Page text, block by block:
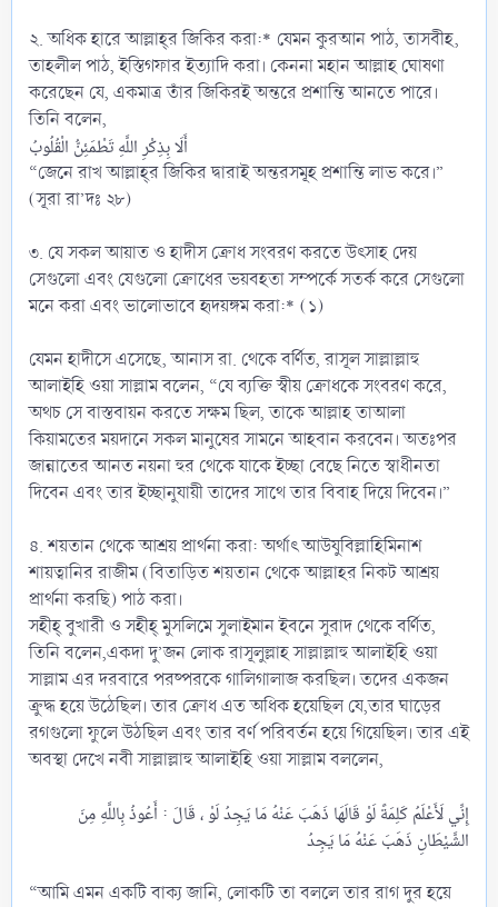
২. অধিক হারে আল্লাহ্‌র জিকির করা:* যেমন কুরআন পাঠ, তাসবীহ,
তাহলীল পাঠ, ইস্তিগফার ইত্যাদি করা। কেননা মহান আল্লাহ ঘোষণা
করেছেন যে, একমাত্র তাঁর জিকিরই অন্তরে প্রশান্তি আনতে পারে।
তিনি বলেন,
أَلَا بِذِكْرِ اللَّهِ تَطْمَئِنُّ الْقُلُوبُ
“জেনে রাখ আল্লাহ্‌র জিকির দ্বারাই অন্তরসমূহ প্রশান্তি লাভ করে।”
(সূরা রা’দঃ ২৮)
৩. যে সকল আয়াত ও হাদীস ক্রোধ সংবরণ করতে উৎসাহ দেয়
সেগুলো এবং যেগুলো ক্রোধের ভয়বহতা সম্পর্কে সতর্ক করে সেগুলো
মনে করা এবং ভালোভাবে হৃদয়ঙ্গম করা:* (১)
যেমন হাদীসে এসেছে, আনাস রা. থেকে বর্ণিত, রাসূল সাল্লাল্লাহু
আলাইহি ওয়া সাল্লাম বলেন, “যে ব্যক্তি স্বীয় ক্রোধকে সংবরণ করে,
অথচ সে বাস্তবায়ন করতে সক্ষম ছিল, তাকে আল্লাহ তাআলা
কিয়ামতের ময়দানে সকল মানুষের সামনে আহবান করবেন। অতঃপর
জান্নাতের আনত নয়না হুর থেকে যাকে ইচ্ছা বেছে নিতে স্বাধীনতা
দিবেন এবং তার ইচ্ছানুযায়ী তাদের সাথে তার বিবাহ দিয়ে দিবেন।”
৪. শয়তান থেকে আশ্রয় প্রার্থনা করা: অর্থাৎ আউযুবিল্লাহিমিনাশ
শায়ত্বানির রাজীম (বিতাড়িত শয়তান থেকে আল্লাহর নিকট আশ্রয়
প্রার্থনা করছি) পাঠ করা।
সহীহ্‌ বুখারী ও সহীহ্‌ মুসলিমে সুলাইমান ইবনে সুরাদ থেকে বর্ণিত,
তিনি বলেন,একদা দু’জন লোক রাসূলুল্লাহ সাল্লাল্লাহু আলাইহি ওয়া
সাল্লাম এর দরবারে পরষ্পরকে গালিগালাজ করছিল। তদের একজন
ক্রুদ্ধ হয়ে উঠেছিল। তার ক্রোধ এত অধিক হয়েছিল যে,তার ঘাড়ের
রগগুলো ফুলে উঠছিল এবং তার বর্ণ পরিবর্তন হয়ে গিয়েছিল। তার এই
অবস্থা দেখে নবী সাল্লাল্লাহু আলাইহি ওয়া সাল্লাম বললেন,
إِنِّي لَأَعْلَمُ كَلِمَةً لَوْ قَالَهَا ذَهَبَ عَنْهُ مَا يَجِدُ لَوْ ، قَالَ : أَعُوذُ بِاللَّهِ مِنَ
“আমি এমন একটি বাক্য জানি, লোকটি তা বললে তার রাগ দুর হয়ে